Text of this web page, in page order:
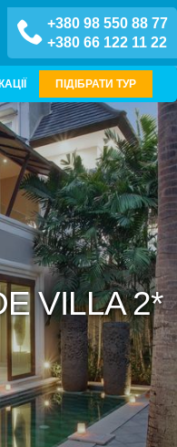
+380 98 550 88 77
+380 66 122 11 22
ПІДІБРАТИ ТУР
VILLA 2*